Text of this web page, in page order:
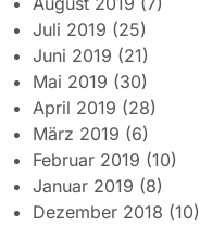
Juli 2019 (25)
Juni 2019 (21)
Mai 2019 (30)
April 2019 (28)
März 2019 (6)
Februar 2019 (10)
Januar 2019 (8)
Dezember 2018 (10)